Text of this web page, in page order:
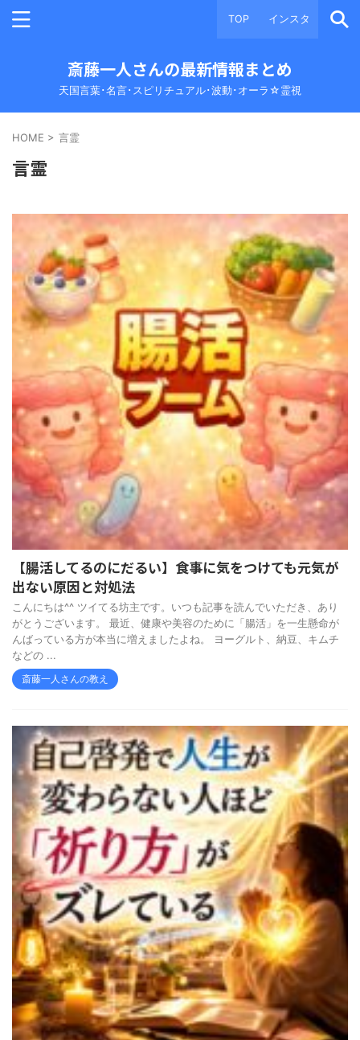
TOP インスタ
斎藤一人さんの最新情報まとめ
天国言葉･名言･スピリチュアル･波動･オーラ☆霊視
HOME > 言霊
言霊
【腸活してるのにだるい】食事に気をつけても元気が
出ない原因と対処法
こんにちは^^ ツイてる坊主です。いつも記事を読んでいただき、あり
がとうございます。 最近、健康や美容のために「腸活」を一生懸命が
んばっている方が本当に増えましたよね。 ヨーグルト、納豆、キムチ
などの ...
斎藤一人さんの教え